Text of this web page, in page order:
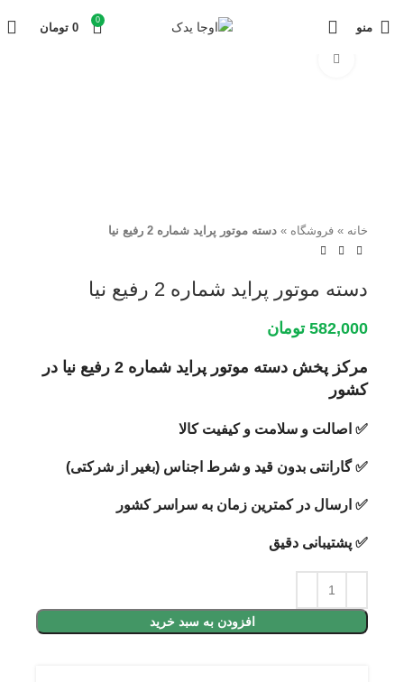
منو
0
0 تومان
خانه » فروشگاه » دسته موتور پراید شماره 2 رفیع نیا
دسته موتور پراید شماره 2 رفیع نیا
582,000 تومان
مرکز پخش دسته موتور پراید شماره 2 رفیع نیا در
کشور
✅ اصالت و سلامت و کیفیت کالا
✅ گارانتی بدون قید و شرط اجناس (بغیر از شرکتی)
✅ ارسال در کمترین زمان به سراسر کشور
✅ پشتیبانی دقیق
افزودن به سبد خرید